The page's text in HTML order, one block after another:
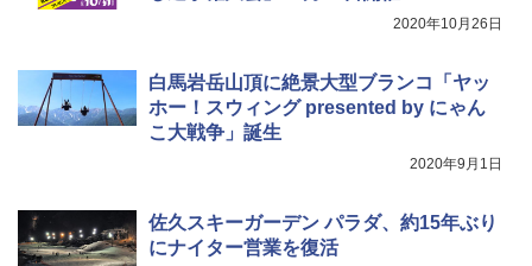
[キャンパーズコレクション 山善] 傘みたいに
イド ブラックコーティング フルクローズ メ
ATCW-150B エクルベージュ
￥-
ポインターライト 強力 小型 緑色/赤色/青紫色
USB充電式 高精度 超長距離照射 長時間使用
可能 安全ロック付き 高安全性 金属製耐久 コ
￥1,180
2020年10月26日
白馬岩岳山頂に絶景大型ブランコ「ヤッ
ホー！スウィング presented by にゃん
こ大戦争」誕生
2020年9月1日
佐久スキーガーデン パラダ、約15年ぶり
にナイター営業を復活